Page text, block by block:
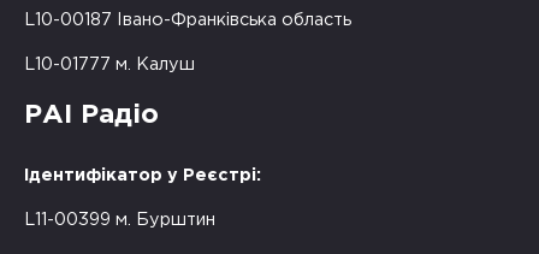
L10-00187 Івано-Франківська область
L10-01777 м. Калуш
РАІ Радіо
Ідентифікатор у Реєстрі:
L11-00399 м. Бурштин